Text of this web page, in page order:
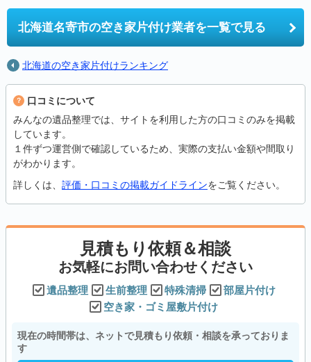
北海道名寄市の空き家片付け業者を一覧で見る
北海道の空き家片付けランキング
口コミについて
みんなの遺品整理では、サイトを利用した方の口コミのみを掲載
しています。
１件ずつ運営側で確認しているため、実際の支払い金額や間取り
がわかります。
詳しくは、 評価・口コミの掲載ガイドラインをご覧ください。
見積もり依頼＆相談
お気軽にお問い合わせください
遺品整理 生前整理 特殊清掃
部屋片付け
空き家・ゴミ屋敷片付け
現在の時間帯は、ネットで見積もり依頼・相談を承っておりま
す